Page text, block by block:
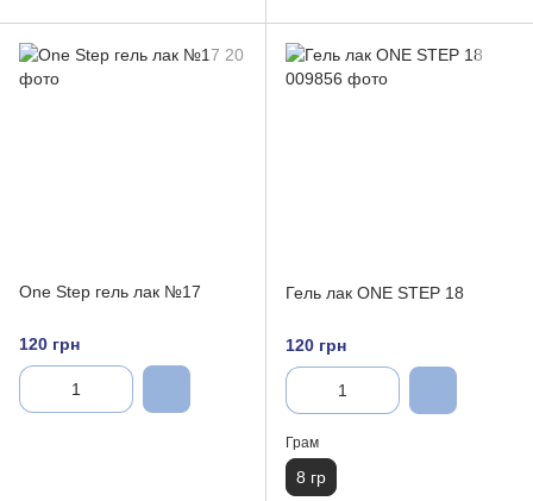
One Step гель лак №17
120 грн
Гель лак ONE STEP 18
120 грн
Грам
8 гр